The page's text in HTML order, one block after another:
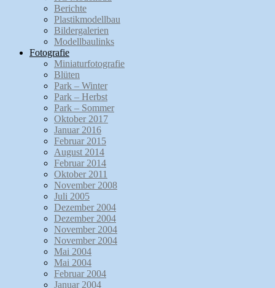
Berichte
Plastikmodellbau
Bildergalerien
Modellbaulinks
Fotografie
Miniaturfotografie
Blüten
Park – Winter
Park – Herbst
Park – Sommer
Oktober 2017
Januar 2016
Februar 2015
August 2014
Februar 2014
Oktober 2011
November 2008
Juli 2005
Dezember 2004
Dezember 2004
November 2004
November 2004
Mai 2004
Mai 2004
Februar 2004
Januar 2004